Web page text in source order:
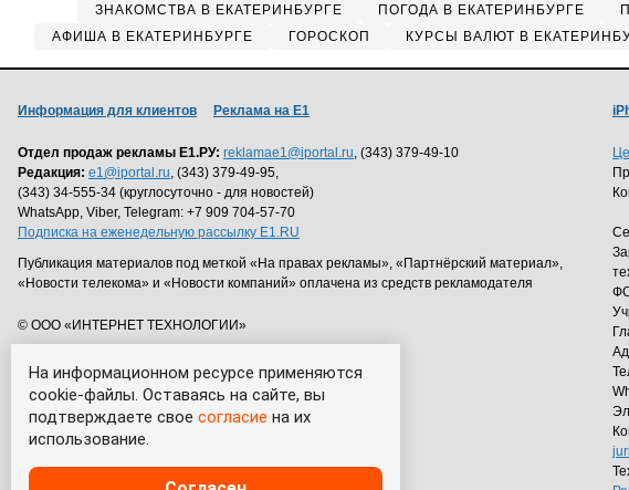
На информационном ресурсе применяются
cookie-файлы. Оставаясь на сайте, вы
подтверждаете свое согласие на их
использование.
ЗНАКОМСТВА В ЕКАТЕРИНБУРГЕ ПОГОДА В ЕКАТЕРИНБУРГЕ
АФИША В ЕКАТЕРИНБУРГЕ
ГОРОСКОП КУРСЫ ВАЛЮТ В
Информация для клиентов Реклама на Е1
Отдел продаж рекламы Е1.РУ: reklamae1@iportal.ru, (343) 379-49-10
Редакция: e1@iportal.ru, (343) 379-49-95,
(343) 34-555-34 (круглосуточно - для новостей)
WhatsApp, Viber, Telegram: +7 909 704-57-70
Подписка на еженедельную рассылку E1.RU
Публикация материалов под меткой «На правах рекламы», «Партнёрский материал»,
«Новости телекома» и «Новости компаний» оплачена из средств рекламодателя
© ООО «ИНТЕРНЕТ ТЕХНОЛОГИИ»